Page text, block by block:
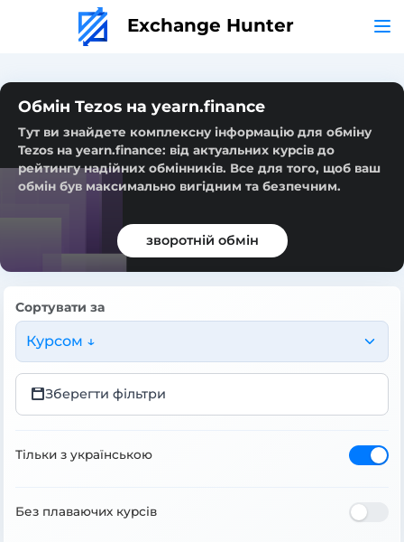
Exchange Hunter
Обмін Tezos на yearn.finance
Тут ви знайдете комплексну інформацію для обміну
Tezos на yearn.finance: від актуальних курсів до
рейтингу надійних обмінників. Все для того, щоб ваш
обмін був максимально вигідним та безпечним.
зворотній обмін
Сортувати за
Курсом ↓
Зберегти фільтри
Тільки з українською
Без плаваючих курсів